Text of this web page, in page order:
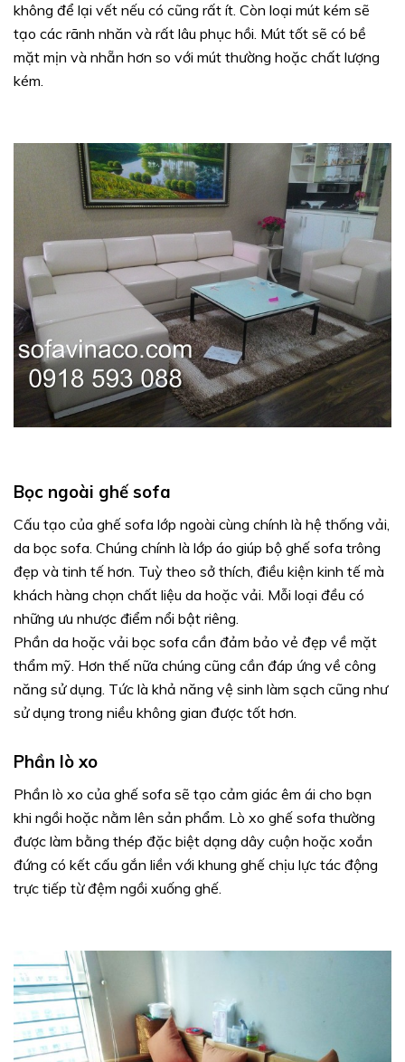
không để lại vết nếu có cũng rất ít. Còn loại mút kém sẽ
tạo các rãnh nhăn và rất lâu phục hồi. Mút tốt sẽ có bề
mặt mịn và nhẵn hơn so với mút thường hoặc chất lượng
kém.
Bọc ngoài ghế sofa
Cấu tạo của ghế sofa lớp ngoài cùng chính là hệ thống vải,
da bọc sofa. Chúng chính là lớp áo giúp bộ ghế sofa trông
đẹp và tinh tế hơn. Tuỳ theo sở thích, điều kiện kinh tế mà
khách hàng chọn chất liệu da hoặc vải. Mỗi loại đều có
những ưu nhược điểm nổi bật riêng.
Phần da hoặc vải bọc sofa cần đảm bảo vẻ đẹp về mặt
thẩm mỹ. Hơn thế nữa chúng cũng cần đáp ứng về công
năng sử dụng. Tức là khả năng vệ sinh làm sạch cũng như
sử dụng trong niều không gian được tốt hơn.
Phần lò xo
Phần lò xo của ghế sofa sẽ tạo cảm giác êm ái cho bạn
khi ngồi hoặc nằm lên sản phẩm. Lò xo ghế sofa thường
được làm bằng thép đặc biệt dạng dây cuộn hoặc xoắn
đứng có kết cấu gắn liền với khung ghế chịu lực tác động
trực tiếp từ đệm ngồi xuống ghế.